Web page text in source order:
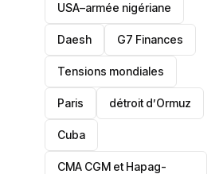
USA–armée nigériane
Daesh ‎G7 Finances
Tensions mondiales
Paris détroit d’Ormuz
‎Cuba
CMA CGM et Hapag-